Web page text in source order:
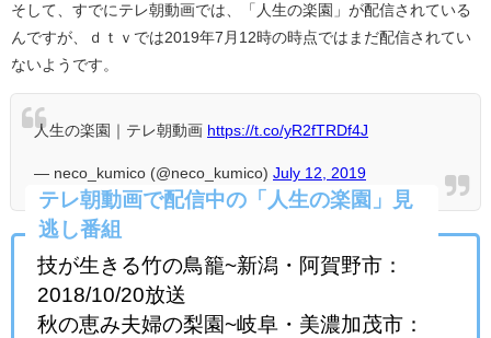
そして、すでにテレ朝動画では、「人生の楽園」が配信されている
んですが、ｄｔｖでは2019年7月12時の時点ではまだ配信されてい
ないようです。
人生の楽園｜テレ朝動画 https://t.co/yR2fTRDf4J
— neco_kumico (@neco_kumico) July 12, 2019
テレ朝動画で配信中の「人生の楽園」見
逃し番組
技が生きる竹の鳥籠~新潟・阿賀野市：
2018/10/20放送
秋の恵み夫婦の梨園~岐阜・美濃加茂市：